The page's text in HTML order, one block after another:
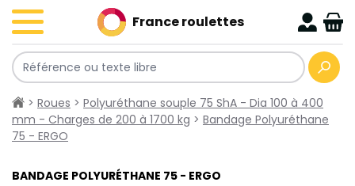
France roulettes
> Roues > Polyuréthane souple 75 ShA - Dia 100 à 400
mm - Charges de 200 à 1700 kg > Bandage Polyuréthane
75 - ERGO
BANDAGE POLYURÉTHANE 75 - ERGO